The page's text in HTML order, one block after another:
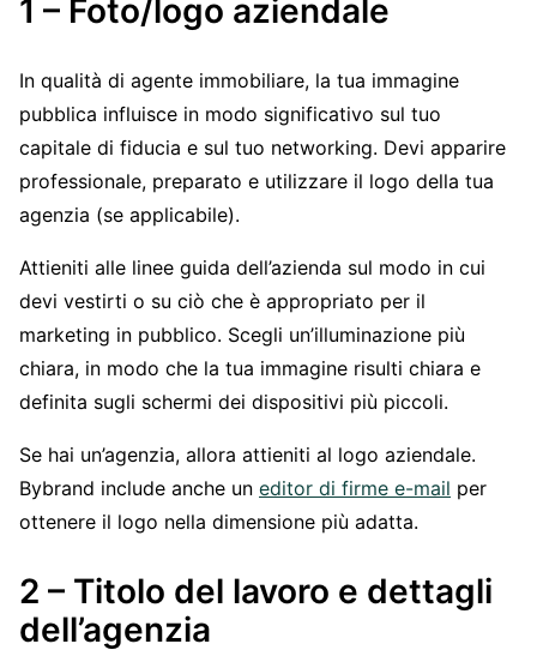
1 – Foto/logo aziendale
In qualità di agente immobiliare, la tua immagine
pubblica influisce in modo significativo sul tuo
capitale di fiducia e sul tuo networking. Devi apparire
professionale, preparato e utilizzare il logo della tua
agenzia (se applicabile).
Attieniti alle linee guida dell’azienda sul modo in cui
devi vestirti o su ciò che è appropriato per il
marketing in pubblico. Scegli un’illuminazione più
chiara, in modo che la tua immagine risulti chiara e
definita sugli schermi dei dispositivi più piccoli.
Se hai un’agenzia, allora attieniti al logo aziendale.
Bybrand include anche un editor di firme e-mail per
ottenere il logo nella dimensione più adatta.
2 – Titolo del lavoro e dettagli
dell’agenzia